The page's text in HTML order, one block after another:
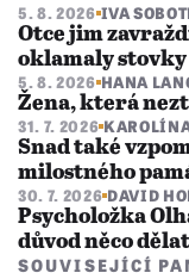
5. 8. 2026 IVA
Otce jim
oklamaly
5. 8. 2026 HANA
Žena, která
31. 7. 2026
Snad také
milostného
30. 7. 2026 DAVID
Psycholožka
důvod něco
SOUVISEJÍCÍ